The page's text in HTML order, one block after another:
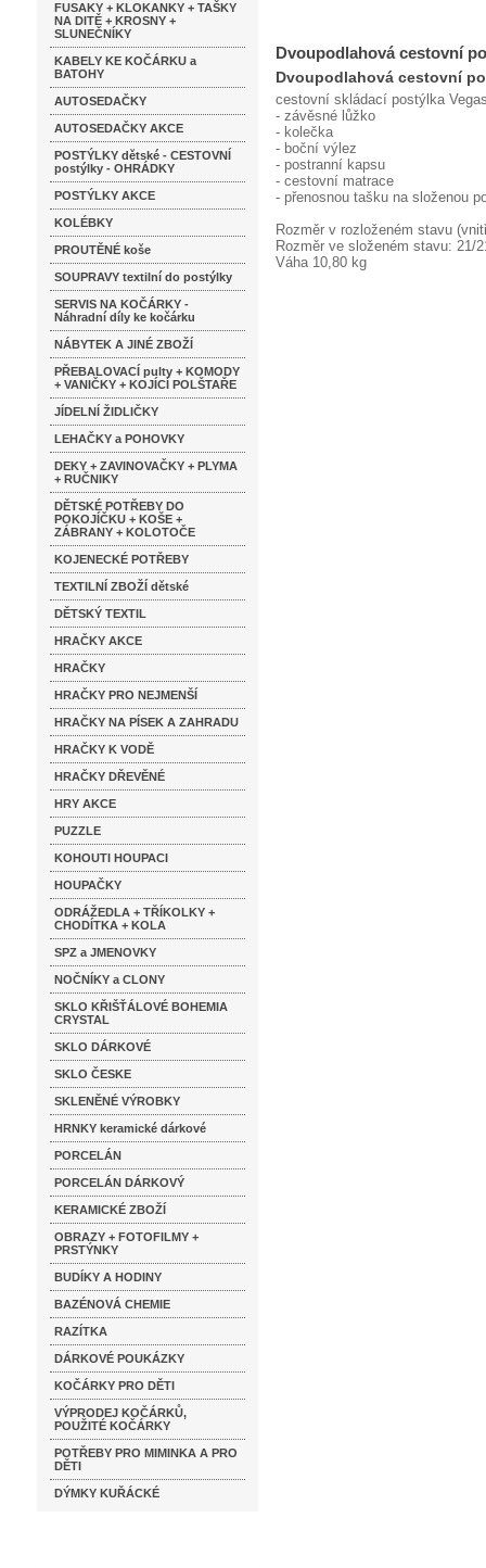
FUSAKY + KLOKANKY + TAŠKY
NA DITĚ + KROSNY +
SLUNEČNÍKY
KABELY KE KOČÁRKU a
BATOHY
AUTOSEDAČKY
AUTOSEDAČKY AKCE
POSTÝLKY dětské - CESTOVNÍ
postýlky - OHRÁDKY
POSTÝLKY AKCE
KOLÉBKY
PROUTĚNÉ koše
SOUPRAVY textilní do postýlky
SERVIS NA KOČÁRKY -
Náhradní díly ke kočárku
NÁBYTEK A JINÉ ZBOŽÍ
PŘEBALOVACÍ pulty + KOMODY
+ VANIČKY + KOJÍCÍ POLŠTAŘE
JÍDELNÍ ŽIDLIČKY
LEHAČKY a POHOVKY
DEKY + ZAVINOVAČKY + PLYMA
+ RUČNIKY
DĚTSKÉ POTŘEBY DO
POKOJÍČKU + KOŠE +
ZÁBRANY + KOLOTOČE
KOJENECKÉ POTŘEBY
TEXTILNÍ ZBOŽÍ dětské
DĚTSKÝ TEXTIL
HRAČKY AKCE
HRAČKY
HRAČKY PRO NEJMENŠÍ
HRAČKY NA PÍSEK A ZAHRADU
HRAČKY K VODĚ
HRAČKY DŘEVĚNÉ
HRY AKCE
PUZZLE
KOHOUTI HOUPACI
HOUPAČKY
ODRÁŽEDLA + TŘÍKOLKY +
CHODÍTKA + KOLA
SPZ a JMENOVKY
NOČNÍKY a CLONY
SKLO KŘIŠŤÁLOVÉ BOHEMIA
CRYSTAL
SKLO DÁRKOVÉ
SKLO ČESKE
SKLENĚNÉ VÝROBKY
HRNKY keramické dárkové
PORCELÁN
PORCELÁN DÁRKOVÝ
KERAMICKÉ ZBOŽÍ
OBRAZY + FOTOFILMY +
PRSTÝNKY
BUDÍKY A HODINY
BAZÉNOVÁ CHEMIE
RAZÍTKA
DÁRKOVÉ POUKÁZKY
KOČÁRKY PRO DĚTI
VÝPRODEJ KOČÁRKŮ,
POUŽITÉ KOČÁRKY
POTŘEBY PRO MIMINKA A PRO
DĚTI
DÝMKY KUŘÁCKÉ
Dvoupodlahová cestovní
Dvoupodlahová cestovní
cestovní skládací postýlka
- závěsné lůžko
- kolečka
- boční výlez
- postranní kapsu
- cestovní matrace
- přenosnou tašku na složenou
Rozměr v rozloženém stavu
Rozměr ve složeném stavu: 21/
Váha 10,80 kg